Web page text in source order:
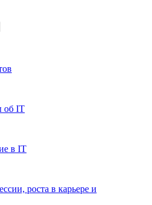
об IT
в IT
роста в карьере и